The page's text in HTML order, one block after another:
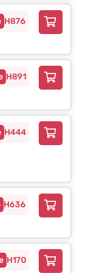
H876
H891
H444
H636
H170